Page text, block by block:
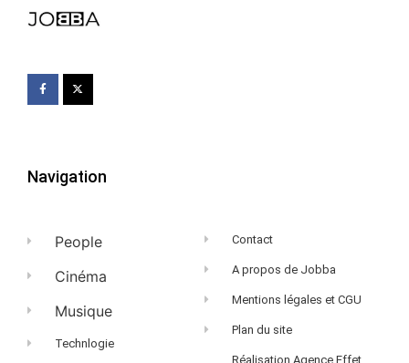
Navigation
People
Cinéma
Musique
Technlogie
Contact
A propos de Jobba
Mentions légales et CGU
Plan du site
Réalisation Agence Effet